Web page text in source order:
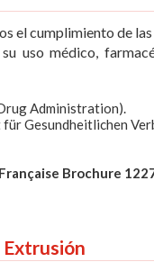
el cumplimiento de
uso médico,
Administration).
Gesundheitlichen
Brochure
Extrusión